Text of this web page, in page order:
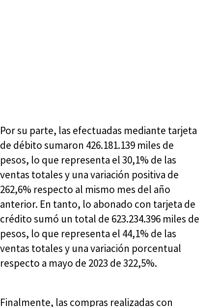
Por su parte, las efectuadas mediante tarjeta
de débito sumaron 426.181.139 miles de
pesos, lo que representa el 30,1% de las
ventas totales y una variación positiva de
262,6% respecto al mismo mes del año
anterior. En tanto, lo abonado con tarjeta de
crédito sumó un total de 623.234.396 miles de
pesos, lo que representa el 44,1% de las
ventas totales y una variación porcentual
respecto a mayo de 2023 de 322,5%.
Finalmente, las compras realizadas con